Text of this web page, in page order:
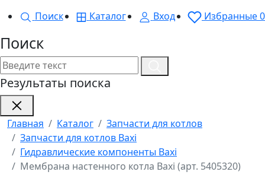
Поиск
Каталог Вход Избранные0
Поиск
Результаты поиска
Главная Каталог
Запчасти для котлов
Запчасти для котлов Baxi
Гидравлические компоненты Baxi
Мембрана настенного котла Baxi (арт. 5405320)